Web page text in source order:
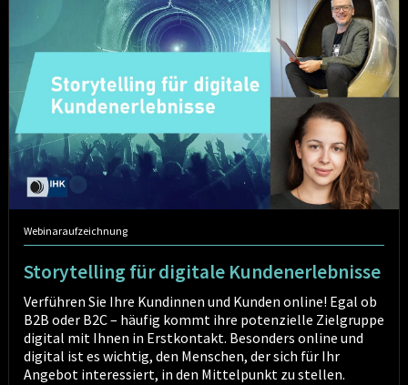
Webinaraufzeichnung
Storytelling für digitale Kundenerlebnisse
Verführen Sie Ihre Kundinnen und Kunden online! Egal ob
B2B oder B2C – häufig kommt ihre potenzielle Zielgruppe
digital mit Ihnen in Erstkontakt. Besonders online und
digital ist es wichtig, den Menschen, der sich für Ihr
Angebot interessiert, in den Mittelpunkt zu stellen.
Kundenerlebnisse